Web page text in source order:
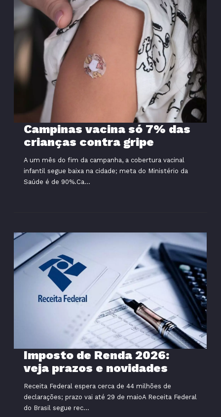
Campinas vacina só 7% das
crianças contra gripe
A um mês do fim da campanha, a cobertura vacinal
infantil segue baixa na cidade; meta do Ministério da
Saúde é de 90%.Ca...
Imposto de Renda 2026:
veja prazos e novidades
Receita Federal espera cerca de 44 milhões de
declarações; prazo vai até 29 de maioA Receita Federal
do Brasil segue rec...